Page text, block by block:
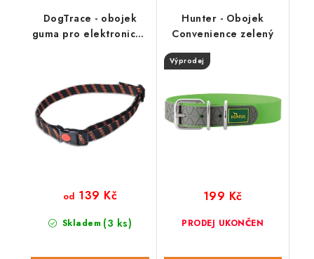
DogTrace - obojek
guma pro elektronické
Skladem (3 ks)
od 139 Kč
Hunter - Obojek
Convenience zelený
Výprodej
PRODEJ UKONČEN
199 Kč